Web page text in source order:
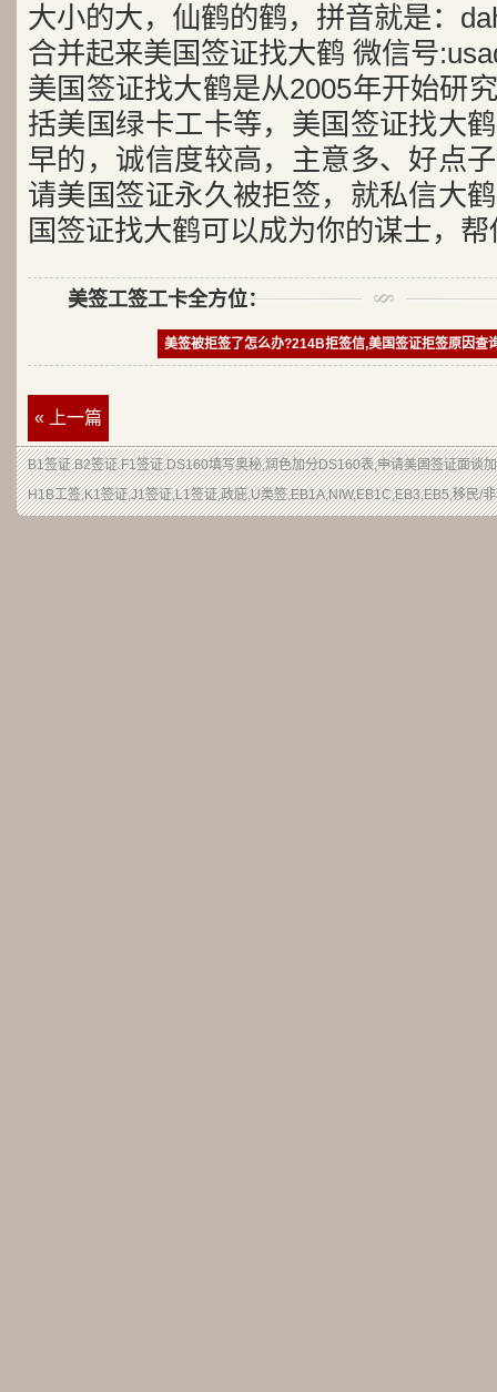
大小的大，仙鹤的鹤，拼音就是：
合并起来美国签证找大鹤 微信号
美国签证找大鹤是从2005年开始研
括美国绿卡工卡等，美国签证找大
早的，诚信度较高，主意多、好点
请美国签证永久被拒签，就私信大
国签证找大鹤可以成为你的谋士，
美签工签工卡全方位：
美签被拒签了怎么办?214B拒签信,美国签证拒签原因查
« 上一篇
B1签证.B2签证.F1签证.DS160填写奥秘,润色加分DS160表,申请美国签证面谈
H1B工签,K1签证,J1签证,L1签证,政庇,U类签,EB1A,NIW,EB1C,EB3,EB5,移民/